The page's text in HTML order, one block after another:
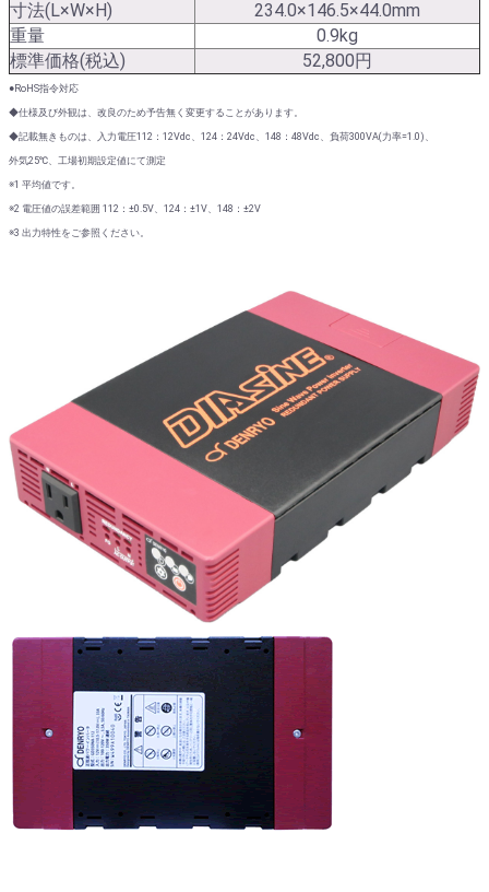
寸法(L×W×H)
234.0×146.5×44.0mm
重量
0.9kg
標準価格(税込)
52,800円
●RoHS指令対応
◆仕様及び外観は、改良のため予告無く変更することがあります。
◆記載無きものは、入力電圧112：12Vdc、124：24Vdc、148：48Vdc、負荷300VA(力率=1.0)、
外気25℃、工場初期設定値にて測定
※1 平均値です。
※2 電圧値の誤差範囲 112：±0.5V、124：±1V、148：±2V
※3 出力特性をご参照ください。